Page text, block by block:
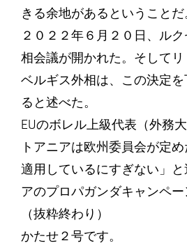
きる余地があるということだ
２０２２年６月２０日、ル
相会議が開かれた。そして
ベルギス外相は、この決定
ると述べた。
EUのボレル上級代表（外務
トアニアは欧州委員会が定
適用しているにすぎない」
アのプロパガンダキャンペー
（抜粋終わり）
かたせ２号です。